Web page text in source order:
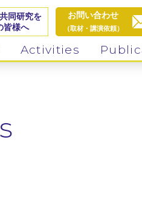
同研究を
皆様へ
お問い合わせ
（取材・講演依頼）
Activities